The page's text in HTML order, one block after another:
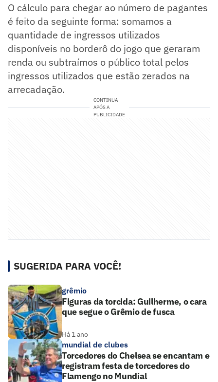
O cálculo para chegar ao número de pagantes
é feito da seguinte forma: somamos a
quantidade de ingressos utilizados
disponíveis no borderô do jogo que geraram
renda ou subtraímos o público total pelos
ingressos utilizados que estão zerados na
arrecadação.
CONTINUA
APÓS A
PUBLICIDADE
SUGERIDA PARA VOCÊ!
grêmio
Figuras da torcida: Guilherme, o cara
que segue o Grêmio de fusca
Há 1 ano
mundial de clubes
Torcedores do Chelsea se encantam e
registram festa de torcedores do
Flamengo no Mundial